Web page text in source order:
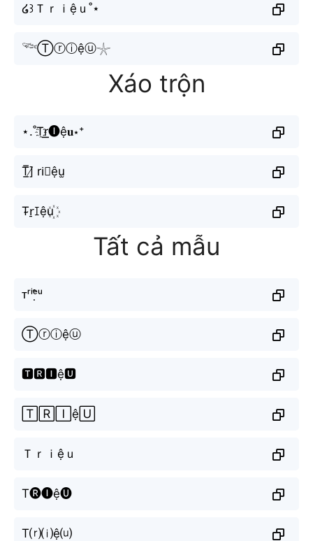
໒꒱Ｔｒｉệｕ˚⋆
𓆝Ⓣⓡⓘệⓤ𓇼
Xáo trộn
⋆.˚T҈r͟͟🅘ệ𝐮⋆⁺
T̲̅]̸ ri⃟ệu̫
T̴r̠ꀤệu꙰
Tất cả mẫu
ᴛʳⁱᵉ̣̂ᵘ
Ⓣⓡⓘệⓤ
🆃🆁🅸ệ🆄
🅃🅁🄸ệ🅄
Ｔｒｉệｕ
T🅡🅘ệ🅤
T⒭⒤ệ⒰